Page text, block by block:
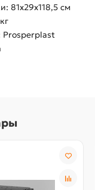
81х29х118,5 см
Prosperplast